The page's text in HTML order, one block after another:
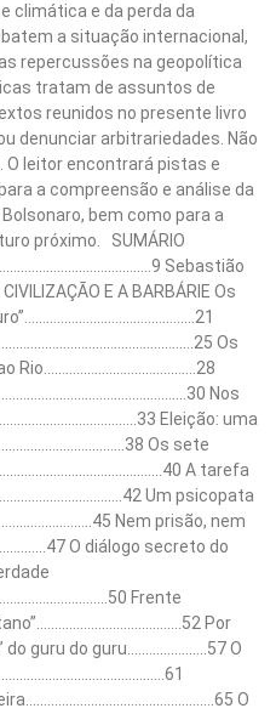
climática e da perda da
a situação internacional,
repercussões na geopolítica
tratam de assuntos de
reunidos no presente livro
denunciar arbitrariedades. Não
leitor encontrará pistas e
a compreensão e análise da
bem como para a
próximo. SUMÁRIO
Sebastião
E A BARBÁRIE Os
Os
Rio……………………………………28
Nos
Eleição: uma
Os sete
A tarefa
Um psicopata
Nem prisão, nem
O diálogo secreto do
Frente
Por
do guru do guru………………….57 O
O